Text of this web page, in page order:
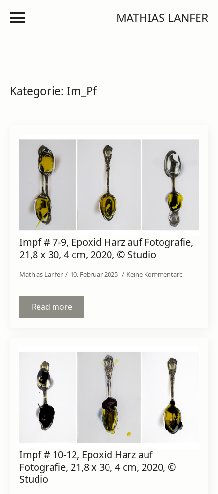
MATHIAS LANFER
Kategorie: Im_Pf
Impf # 7-9, Epoxid Harz auf Fotografie,
21,8 x 30, 4 cm, 2020, © Studio
Mathias Lanfer 10. Februar 2025 Keine Kommentare
Read more
Impf # 10-12, Epoxid Harz auf
Fotografie, 21,8 x 30, 4 cm, 2020, ©
Studio